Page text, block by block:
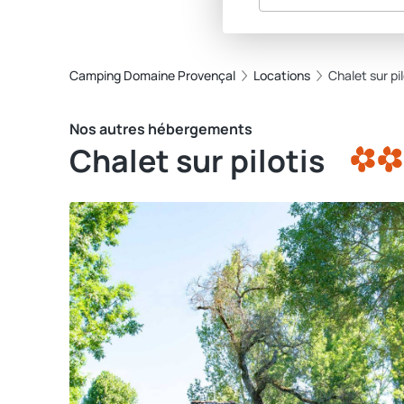
Camping Domaine Provençal Locations Chalet sur
Nos autres hébergements
Chalet sur pilotis